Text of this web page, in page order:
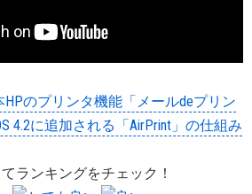
HPのプリンタ機能「メールdeプリン
4.2に追加される「AirPrint」の仕組み
ランキングをチェック！